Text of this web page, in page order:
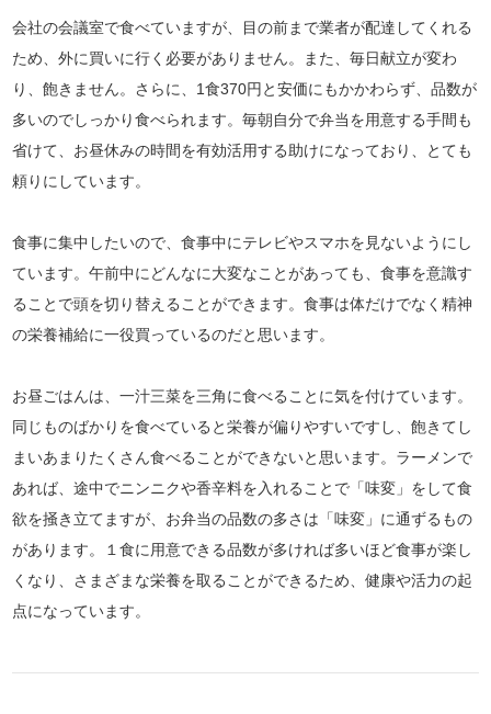
会社の会議室で食べていますが、目の前まで業者が配達してくれる
ため、外に買いに行く必要がありません。また、毎日献立が変わ
り、飽きません。さらに、1食370円と安価にもかかわらず、品数が
多いのでしっかり食べられます。毎朝自分で弁当を用意する手間も
省けて、お昼休みの時間を有効活用する助けになっており、とても
頼りにしています。
食事に集中したいので、食事中にテレビやスマホを見ないようにし
ています。午前中にどんなに大変なことがあっても、食事を意識す
ることで頭を切り替えることができます。食事は体だけでなく精神
の栄養補給に一役買っているのだと思います。
お昼ごはんは、一汁三菜を三角に食べることに気を付けています。
同じものばかりを食べていると栄養が偏りやすいですし、飽きてし
まいあまりたくさん食べることができないと思います。ラーメンで
あれば、途中でニンニクや香辛料を入れることで「味変」をして食
欲を掻き立てますが、お弁当の品数の多さは「味変」に通ずるもの
があります。１食に用意できる品数が多ければ多いほど食事が楽し
くなり、さまざまな栄養を取ることができるため、健康や活力の起
点になっています。